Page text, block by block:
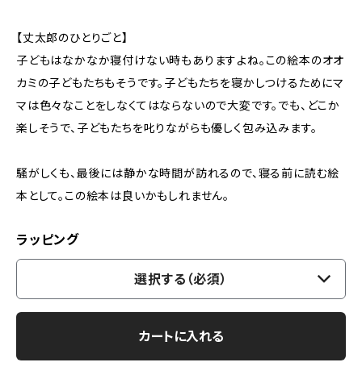
【丈太郎のひとりごと】
子どもはなかなか寝付けない時もありますよね。この絵本のオオ
カミの子どもたちもそうです。子どもたちを寝かしつけるためにマ
マは色々なことをしなくてはならないので大変です。でも、どこか
楽しそうで、子どもたちを叱りながらも優しく包み込みます。
騒がしくも、最後には静かな時間が訪れるので、寝る前に読む絵
本として。この絵本は良いかもしれません。
ラッピング
選択する（必須）
カートに入れる